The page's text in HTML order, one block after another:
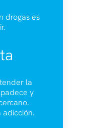
drogas es
la
y
adicción.